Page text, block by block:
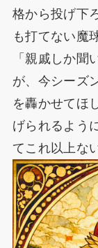
格から投げ下
も打てない魔
「親戚しか聞
が、今シーズ
を轟かせてほ
げられるよう
てこれ以上な